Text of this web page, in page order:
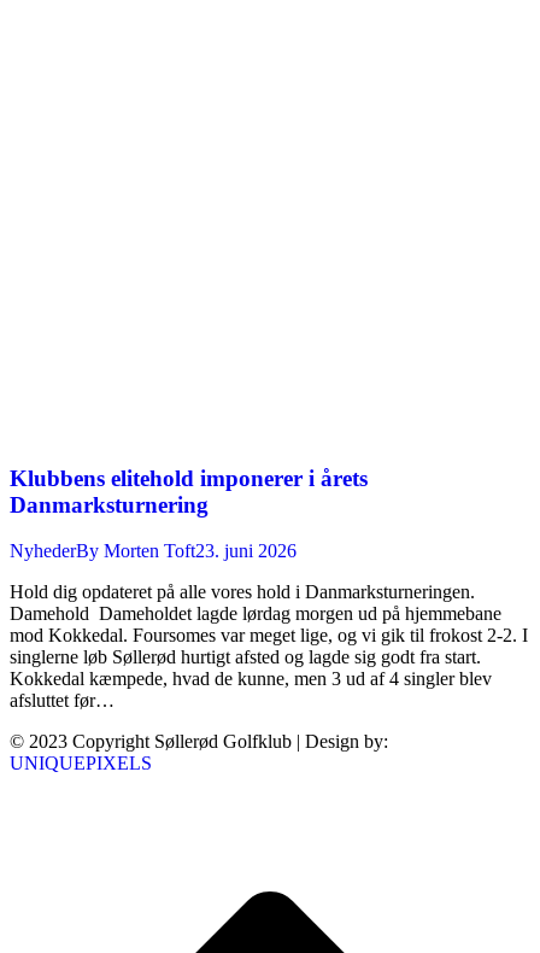
Klubbens elitehold imponerer i årets
Danmarksturnering
NyhederBy Morten Toft23. juni 2026
Hold dig opdateret på alle vores hold i Danmarksturneringen.
Damehold Dameholdet lagde lørdag morgen ud på hjemmebane
mod Kokkedal. Foursomes var meget lige, og vi gik til frokost 2-2. I
singlerne løb Søllerød hurtigt afsted og lagde sig godt fra start.
Kokkedal kæmpede, hvad de kunne, men 3 ud af 4 singler blev
afsluttet før…
© 2023 Copyright Søllerød Golfklub | Design by:
UNIQUEPIXELS